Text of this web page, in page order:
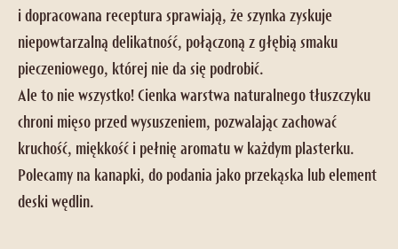
i dopracowana receptura sprawiają, że szynka zyskuje
niepowtarzalną delikatność, połączoną z głębią smaku
pieczeniowego, której nie da się podrobić.
Ale to nie wszystko! Cienka warstwa naturalnego tłuszczyku
chroni mięso przed wysuszeniem, pozwalając zachować
kruchość, miękkość i pełnię aromatu w każdym plasterku.
Polecamy na kanapki, do podania jako przekąska lub element
deski wędlin.